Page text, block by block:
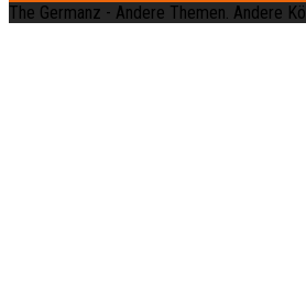
The Germanz - Andere Themen. Andere